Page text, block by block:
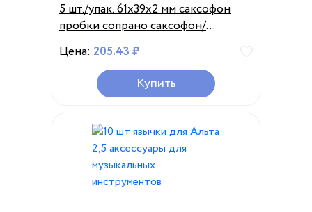
5 шт./упак. 61x39x2 мм саксофон
пробки сопрано саксофон/
Саксофон тенор/Alto шейный
Корк саксофон Запчасти
аксессуаров музыкального
инструмента
Цена: 205.43 ₽
Купить